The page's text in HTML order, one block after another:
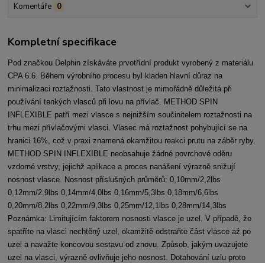
Komentáře 0
Kompletní specifikace
Pod značkou Delphin získáváte prvotřídní produkt vyrobený z materiálu
CPA 6.6. Během výrobního procesu byl kladen hlavní důraz na
minimalizaci roztažnosti. Tato vlastnost je mimořádně důležitá při
používání tenkých vlasců při lovu na přívlač. METHOD SPIN
INFLEXIBLE patří mezi vlasce s nejnižším součinitelem roztažnosti na
trhu mezi přívlačovými vlasci. Vlasec má roztažnost pohybující se na
hranici 16%, což v praxi znamená okamžitou reakci prutu na záběr ryby.
METHOD SPIN INFLEXIBLE neobsahuje žádné povrchové oděru
vzdorné vrstvy, jejichž aplikace a proces nanášení výrazně snižují
nosnost vlasce. Nosnost příslušných průměrů: 0,10mm/2,2lbs
0,12mm/2,9lbs 0,14mm/4,0lbs 0,16mm/5,3lbs 0,18mm/6,6lbs
0,20mm/8,2lbs 0,22mm/9,3lbs 0,25mm/12,1lbs 0,28mm/14,3lbs
Poznámka: Limitujícím faktorem nosnosti vlasce je uzel. V případě, že
spatříte na vlasci nechtěný uzel, okamžitě odstraňte část vlasce až po
uzel a navažte koncovou sestavu od znovu. Způsob, jakým uvazujete
uzel na vlasci, výrazně ovlivňuje jeho nosnost. Dotahování uzlu proto